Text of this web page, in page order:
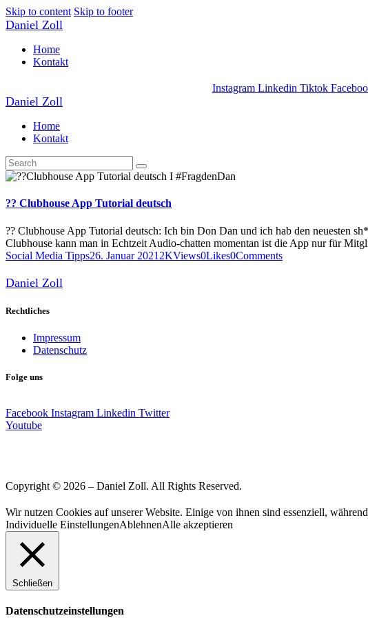
Skip to content Skip to footer
Daniel Zoll
Home
Kontakt
Instagram Linkedin Tiktok
Daniel Zoll
Home
Kontakt
?? Clubhouse App Tutorial deutsch
?? Clubhouse App Tutorial deutsch: Ich bin Don Dan und ich hab den neuesten
Clubhouse kann man in Echtzeit Audio-chatten momentan ist die App nur für
Social Media Tipps26. Januar 2021 2KViews0Likes0Comments
Daniel Zoll
Rechtliches
Impressum
Datenschutz
Folge uns
Facebook Instagram Linkedin Twitter
Youtube
Copyright © 2026 – Daniel Zoll. All Rights Reserved.
Wir nutzen Cookies auf unserer Website. Einige von ihnen sind essenziell,
Individuelle EinstellungenAblehnenAlle akzeptieren
Schließen
Datenschutzeinstellungen